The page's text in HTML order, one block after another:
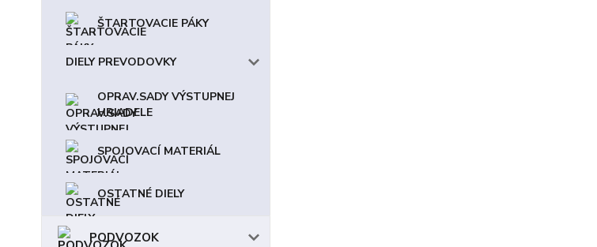
ŠTARTOVACIE PÁKY
DIELY PREVODOVKY
OPRAV.SADY VÝSTUPNEJ
HRIADELE
SPOJOVACÍ MATERIÁL
OSTATNÉ DIELY
PODVOZOK